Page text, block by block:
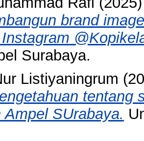
brand
Surabaya.
Listiyaningrum
tentang
Ampel SUrabaya.